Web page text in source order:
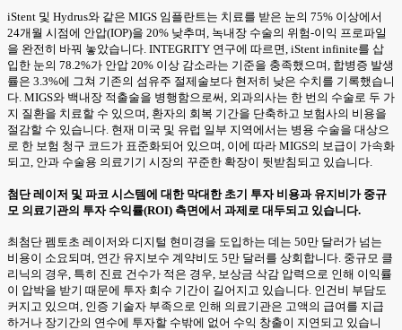
iStent 및 Hydrus와 같은 MIGS 임플란트는 치료를 받은 눈의 75% 이상에서
24개월 시점에 안압(IOP)을 20% 낮추며, 녹내장 수술의 위험-이익 프로파일
을 완전히 바꿔 놓았습니다. INTEGRITY 연구에 따르면, iStent infinite를 삽
입한 눈의 78.2%가 안압 20% 이상 감소라는 기준을 충족했으며, 합병증 발생
률은 3.3%에 그쳐 기존의 섬유주 절제술보다 현저히 낮은 수치를 기록했습니
다. MIGS와 백내장 적출술을 병행함으로써, 외과의사는 한 번의 수술로 두 가
지 질환을 치료할 수 있으며, 환자의 회복 기간을 단축하고 보험사의 비용을
절감할 수 있습니다. 현재 미국 및 유럽 일부 지역에서는 병용 수술을 대상으
로 한 보험 청구 코드가 표준화되어 있으며, 이에 따라 MIGS의 보급이 가속화
되고, 안과 수술용 의료기기 시장의 꾸준한 확장이 뒷받침되고 있습니다.
첨단 레이저 및 파코 시스템에 대한 막대한 초기 투자 비용과 유지비가 중규
모 의료기관의 투자 수익률(ROI) 측면에서 과제로 대두되고 있습니다.
최첨단 펨토초 레이저와 디지털 현미경을 도입하는 데는 50만 달러가 넘는
비용이 소요되며, 연간 유지보수 계약비도 5만 달러를 상회합니다. 중규모 클
리닉의 경우, 특히 진료 건수가 적은 경우, 보상금 삭감 압력으로 인해 이익률
이 압박을 받기 때문에 투자 회수 기간이 길어지고 있습니다. 인건비 부담도
커지고 있으며, 인증 기술자 부족으로 인해 의료기관은 고액의 급여를 지급
하거나 장기간의 연수에 투자할 수밖에 없어 수익 창출이 지연되고 있습니